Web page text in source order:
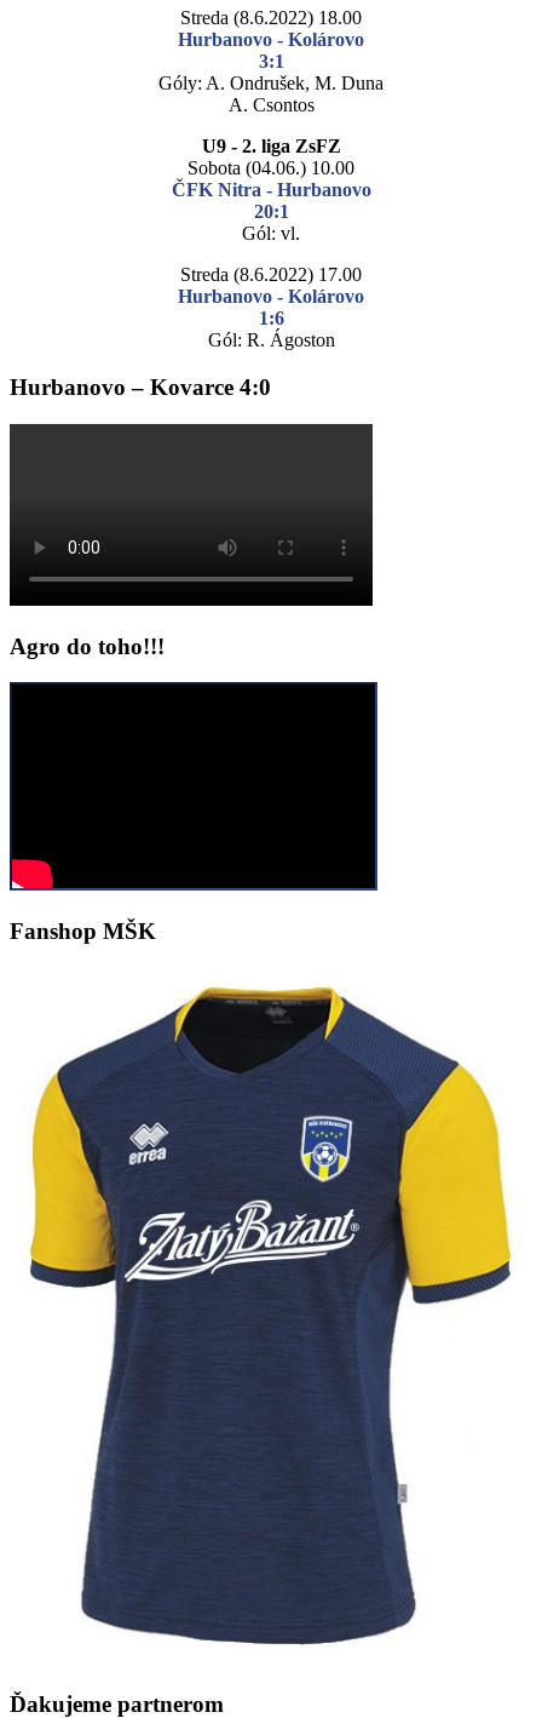
Streda (8.6.2022) 18.00
Hurbanovo - Kolárovo
3:1
Góly: A. Ondrušek, M. Duna
A. Csontos
U9 - 2. liga ZsFZ
Sobota (04.06.) 10.00
ČFK Nitra - Hurbanovo
20:1
Gól: vl.
Streda (8.6.2022) 17.00
Hurbanovo - Kolárovo
1:6
Gól: R. Ágoston
Hurbanovo – Kovarce 4:0
Agro do toho!!!
Fanshop MŠK
Ďakujeme partnerom